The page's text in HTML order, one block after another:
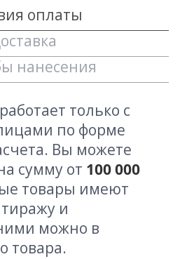
оплаты
нанесения
только с
по форме
Вы можете
сумму от 100 000
товары имеют
и
можно в
товара.